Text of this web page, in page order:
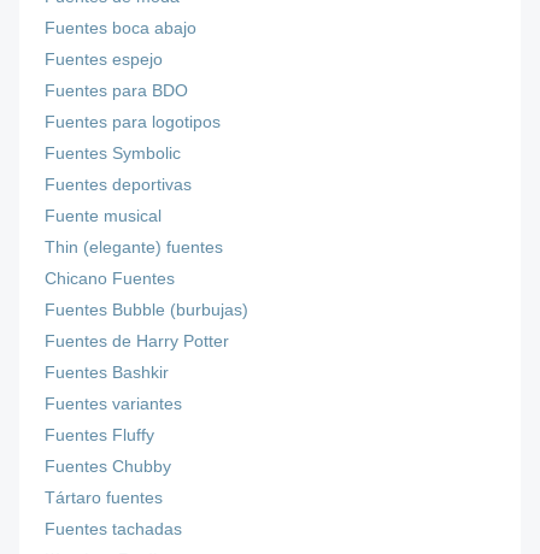
Fuentes boca abajo
Fuentes espejo
Fuentes para BDO
Fuentes para logotipos
Fuentes Symbolic
Fuentes deportivas
Fuente musical
Thin (elegante) fuentes
Chicano Fuentes
Fuentes Bubble (burbujas)
Fuentes de Harry Potter
Fuentes Bashkir
Fuentes variantes
Fuentes Fluffy
Fuentes Chubby
Tártaro fuentes
Fuentes tachadas